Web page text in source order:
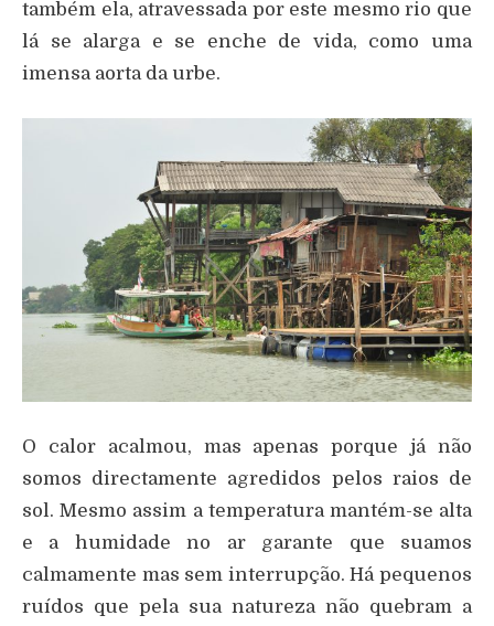
também ela, atravessada por este mesmo rio que
lá se alarga e se enche de vida, como uma
imensa aorta da urbe.
O calor acalmou, mas apenas porque já não
somos directamente agredidos pelos raios de
sol. Mesmo assim a temperatura mantém-se alta
e a humidade no ar garante que suamos
calmamente mas sem interrupção. Há pequenos
ruídos que pela sua natureza não quebram a